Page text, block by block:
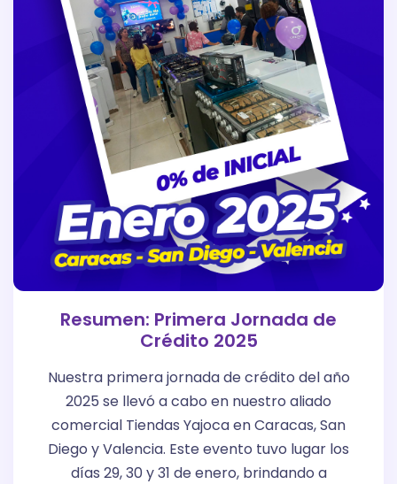
Resumen: Primera Jornada de
Crédito 2025
Nuestra primera jornada de crédito del año
2025 se llevó a cabo en nuestro aliado
comercial Tiendas Yajoca en Caracas, San
Diego y Valencia. Este evento tuvo lugar los
días 29, 30 y 31 de enero, brindando a